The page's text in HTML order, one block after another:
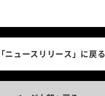
「ニュースリリース」に戻る